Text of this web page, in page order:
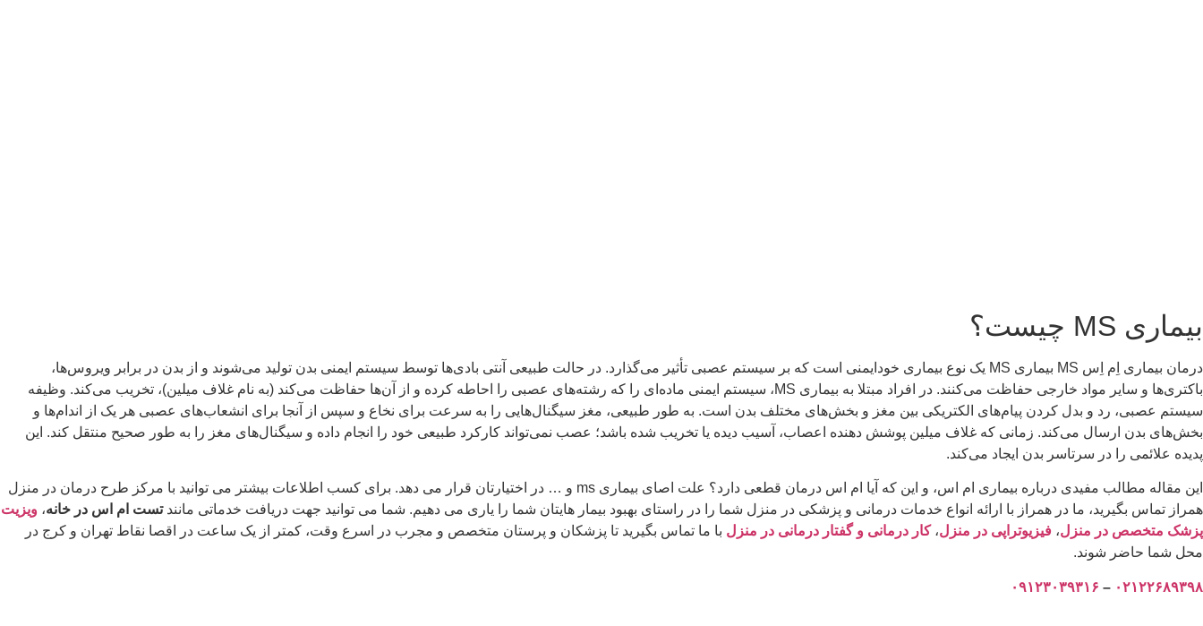
بیماری MS چیست؟
درمان بیماری اِم اِس MS بیماری MS یک نوع بیماری خودایمنی است که بر سیستم عصبی تأثیر می‌گذارد. در حالت طبیعی آنتی بادی‌ها توسط سیستم ایمنی بدن تولید می‌شوند و از بدن در برابر ویروس‌ها،
باکتری‌ها و سایر مواد خارجی حفاظت می‌کنند. در افراد مبتلا به بیماری MS، سیستم ایمنی ماده‌ای را که رشته‌های عصبی را احاطه کرده و از آن‌ها حفاظت می‌کند (به نام غلاف میلین)، تخریب می‌کند. وظیفه
سیستم عصبی، رد و بدل کردن پیام‌های الکتریکی بین مغز و بخش‌های مختلف بدن است. به طور طبیعی، مغز سیگنال‌هایی را به سرعت برای نخاع و سپس از آنجا برای انشعاب‌های عصبی هر یک از اندام‌ها و
بخش‌های بدن ارسال می‌کند. زمانی که غلاف میلین پوشش دهنده اعصاب، آسیب دیده یا تخریب شده باشد؛ عصب نمی‌تواند کارکرد طبیعی خود را انجام داده و سیگنال‌های مغز را به طور صحیح منتقل کند. این
پدیده علائمی را در سرتاسر بدن ایجاد می‌کند.
این مقاله مطالب مفیدی درباره بیماری ام اس، و این که آیا ام اس درمان قطعی دارد؟ علت اصای بیماری ms و … در اختیارتان قرار می دهد. برای کسب اطلاعات بیشتر می توانید با مرکز طرح درمان در منزل
همراز تماس بگیرید، ما در همراز با ارائه انواع خدمات درمانی و پزشکی در منزل شما را در راستای بهبود بیمار هایتان شما را یاری می دهیم. شما می توانید جهت دریافت خدماتی مانند تست ام اس در خانه، ویزیت
پزشک متخصص در منزل، فیزیوتراپی در منزل،کار درمانی و گفتار درمانی در منزل با ما تماس بگیرید تا پزشکان و پرستان متخصص و مجرب در اسرع وقت، کمتر از یک ساعت در اقصا نقاط تهران و کرج در
محل شما حاضر شوند.
۰۲۱۲۲۶۸۹۳۹۸ – ۰۹۱۲۳۰۳۹۳۱۶